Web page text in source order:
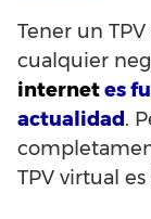
Tener un
cualquier
internetes
actualidad.
TPV virtual